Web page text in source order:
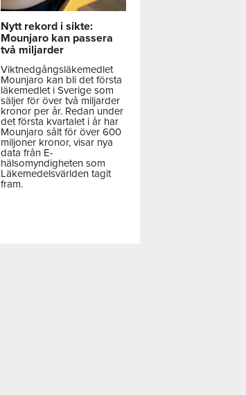
Nytt rekord i sikte:
Mounjaro kan passera
två miljarder
Viktnedgångsläkemedlet
Mounjaro kan bli det första
läkemedlet i Sverige som
säljer för över två miljarder
kronor per år. Redan under
det första kvartalet i år har
Mounjaro sålt för över 600
miljoner kronor, visar nya
data från E-
hälsomyndigheten som
Läkemedelsvärlden tagit
fram.